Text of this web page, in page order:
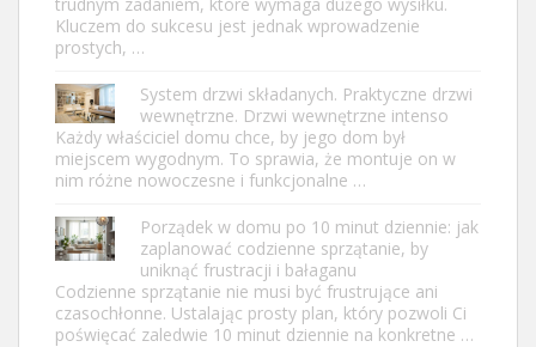
Kluczem do sukcesu jest jednak wprowadzenie
prostych, …
System drzwi składanych. Praktyczne drzwi
wewnętrzne. Drzwi wewnętrzne intenso
Każdy właściciel domu chce, by jego dom był
miejscem wygodnym. To sprawia, że montuje on w
nim różne nowoczesne i funkcjonalne …
Porządek w domu po 10 minut dziennie: jak
zaplanować codzienne sprzątanie, by
uniknąć frustracji i bałaganu
Codzienne sprzątanie nie musi być frustrujące ani
czasochłonne. Ustalając prosty plan, który pozwoli Ci
poświęcać zaledwie 10 minut dziennie na konkretne …